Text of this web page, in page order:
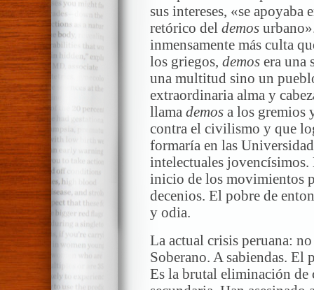
sus intereses, «se
retórico del demos
inmensamente más culta
los griegos, demos era una
una multitud sino un
extraordinaria alma y
llama demos a los gremios
contra el civilismo y que
formaría en las
intelectuales
inicio de los movimientos
decenios. El pobre de
y odia.
La actual crisis peruana:
Soberano. A sabiendas. El
Es la brutal eliminación de